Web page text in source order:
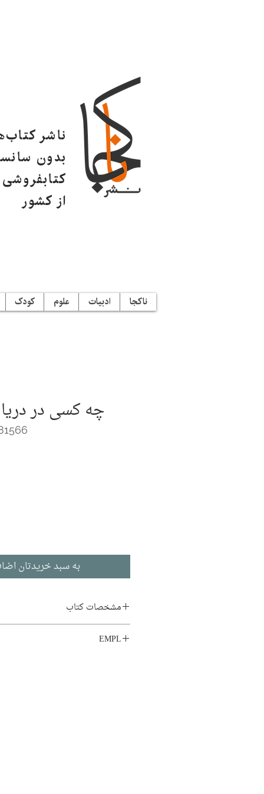
ناشر
بدون
از کشور
ناکجا ادبیات علوم کودک
چه کسی در
به سبد خریدتان
مشخصات کتاب
نام اصلی:
EMPL